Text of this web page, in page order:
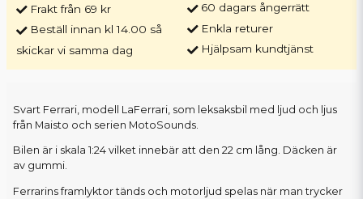
Frakt från 69 kr
Beställ innan kl 14.00 så
skickar vi samma dag
60 dagars ångerrätt
Enkla returer
Hjälpsam kundtjänst
Svart Ferrari, modell LaFerrari, som leksaksbil med ljud och ljus
från Maisto och serien MotoSounds.
Bilen är i skala 1:24 vilket innebär att den 22 cm lång. Däcken är
av gummi.
Ferrarins framlyktor tänds och motorljud spelas när man trycker